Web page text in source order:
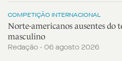
COMPETIÇÃO INTERNACIONAL
Norte-americanos ausentes do
masculino
Redação - 06 agosto 2026